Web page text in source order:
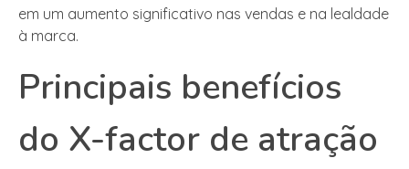
em um aumento significativo nas vendas e na lealdade
à marca.
Principais benefícios
do X-factor de atração